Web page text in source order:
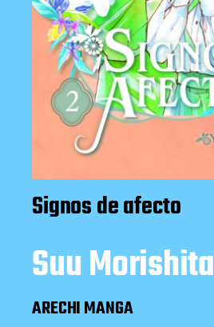
Signos de afecto
Suu Morishita
ARECHI MANGA